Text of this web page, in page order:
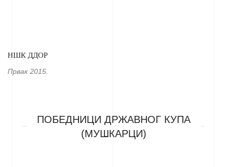
НШК ДДОР
Првак 2015.
ПОБЕДНИЦИ ДРЖАВНОГ КУПА
(МУШКАРЦИ)